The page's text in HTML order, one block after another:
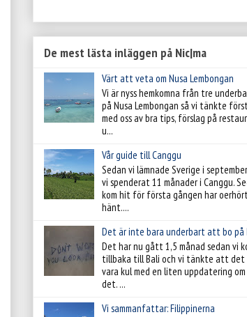
De mest lästa inläggen på Nic|ma
Värt att veta om Nusa Lembongan
Vi är nyss hemkomna från tre
på Nusa Lembongan så vi tänkte
med oss av bra tips, förslag på
u...
Vår guide till Canggu
Sedan vi lämnade Sverige i
vi spenderat 11 månader i Canggu.
kom hit för första gången har
hänt....
Det är inte bara underbart att bo på
Det har nu gått 1,5 månad sedan vi
tillbaka till Bali och vi tänkte att det
vara kul med en liten uppdatering
det. ...
Vi sammanfattar: Filippinerna